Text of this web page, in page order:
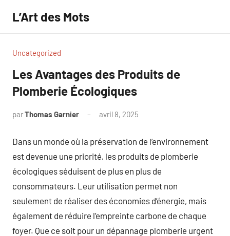
contenu
L’Art des Mots
Uncategorized
Les Avantages des Produits de
Plomberie Écologiques
parThomas Garnier avril 8, 2025
Dans un monde où la préservation de l’environnement
est devenue une priorité, les produits de plomberie
écologiques séduisent de plus en plus de
consommateurs. Leur utilisation permet non
seulement de réaliser des économies d’énergie, mais
également de réduire l’empreinte carbone de chaque
foyer. Que ce soit pour un dépannage plomberie urgent